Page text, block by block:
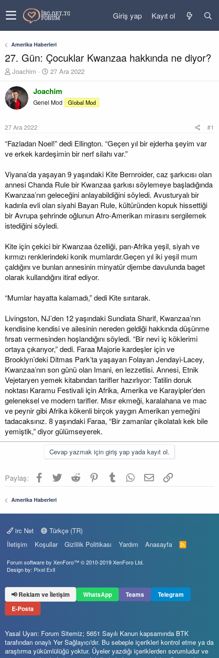
Giriş yap Kayıt ol
Amerika Haberleri
27. Gün: Çocuklar Kwanzaa hakkında ne diyor?
K
n
u
y
b
a
ş
a
a
n
Joachim
B
ş
l
a
ç
a
i
h
i
27 Ara 2022
Joachim
Genel Mod Global Mod
27 Ara 2022 #1
“Fazladan Noel!” dedi Ellington. “Geçen yıl bir ejderha şeyim var
ve erkek kardeşimin bir nerf silahı var.”
Viyana’da yaşayan 9 yaşındaki Kite Bernroider, caz şarkıcısı olan
annesi Chanda Rule bir Kwanzaa şarkısı söylemeye başladığında
Kwanzaa’nın geleceğini anlayabildiğini söyledi. Avusturyalı bir
kadınla evli olan siyahi Bayan Rule, kültüründen kopuk hissettiği
bir Avrupa şehrinde oğlunun Afro-Amerikan mirasını sergilemek
istediğini söyledi.
Kite için çekici bir Kwanzaa özelliği, pan-Afrika yeşil, siyah ve
kırmızı renklerindeki konik mumlardır.Geçen yıl iki yeşil mum
çaldığını ve bunları annesinin minyatür djembe davulunda baget
olarak kullandığını itiraf ediyor.
“Mumlar hayatta kalamadı,” dedi Kite sırıtarak.
Livingston, NJ’den 12 yaşındaki Sundiata Sharif, Kwanzaa’nın
kendisine kendisi ve ailesinin nereden geldiği hakkında düşünme
fırsatı vermesinden hoşlandığını söyledi. “Bir nevi iç köklerimi
ortaya çıkarıyor,” dedi. Faraa Majorie kardeşler için ve
Brooklyn’deki Ditmas Park’ta yaşayan Folayan Jendayi-Lacey,
Kwanzaa’nın son günü olan Imani, en lezzetlisi. Annesi, Etnik
Vejetaryen yemek kitabından tarifler hazırlıyor: Tatilin doruk
noktası Karamu Festivali için Afrika, Amerika ve Karayipler’den
geleneksel ve modern tarifler. Mısır ekmeği, karalahana ve mac
ve peynir gibi Afrika kökenli birçok yaygın Amerikan yemeğini
tadacaksınız. 8 yaşındaki Faraa, “Bir zamanlar çikolatalı kek bile
yemiştik,” diyor gülümseyerek.
Cevap yazmak için giriş yap yada kayıt ol.
Paylaş: Facebook
TwitterReddit PinterestTumblr WhatsApp
E-postaLink
Amerika Haberleri
irc Net
Türkçe (TR)
İletişim
Koşullar Gizlilik Politikası Yardım Anasayfa
R
S
Forum software by XenForo™© 2010-2019 XenForo Ltd.
Design by: Pixel Exit
📢 Reklam ve İletişim WhatsApp Teams
Telegram
E-Posta
Yasal Uyarı: Forum Sitemiz; 5651 Sayılı Kanun kapsamında BTK
tarafından onaylı Yer Sağlayıcı'dır. Bu sebeple içerikleri kontrol etme ya da
araştırma yükümlülüğü yoktur. Üyeler yazdığı içeriklerden sorumludur ve